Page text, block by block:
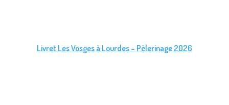
Livret Les Vosges à Lourdes – Pèlerinage 2026